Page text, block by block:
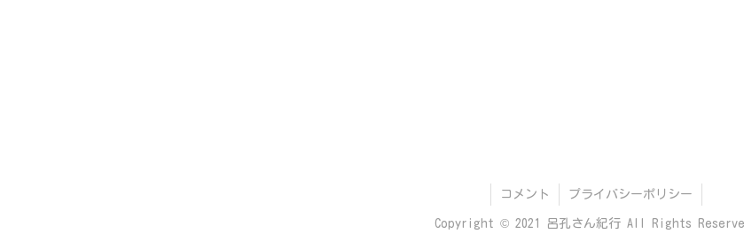
コメント プライバシーポリシー
Copyright © 2021 呂孔さん紀行 All Rights